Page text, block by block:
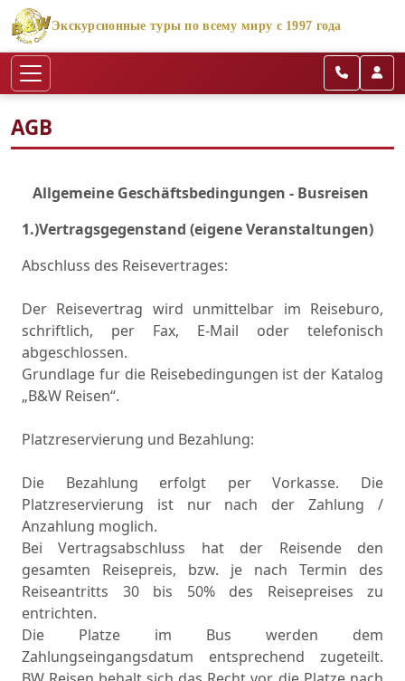
Экскурсионные туры по всему миру с 1997 года
AGB
Allgemeine Geschäftsbedingungen - Busreisen
1.)Vertragsgegenstand (eigene Veranstaltungen)
Abschluss des Reisevertrages:
Der Reisevertrag wird unmittelbar im Reiseburo,
schriftlich, per Fax, E-Mail oder telefonisch
abgeschlossen.
Grundlage fur die Reisebedingungen ist der Katalog
„B&W Reisen“.
Platzreservierung und Bezahlung:
Die Bezahlung erfolgt per Vorkasse. Die
Platzreservierung ist nur nach der Zahlung /
Anzahlung moglich.
Bei Vertragsabschluss hat der Reisende den
gesamten Reisepreis, bzw. je nach Termin des
Reiseantritts 30 bis 50% des Reisepreises zu
entrichten.
Die Platze im Bus werden dem
Zahlungseingangsdatum entsprechend zugeteilt.